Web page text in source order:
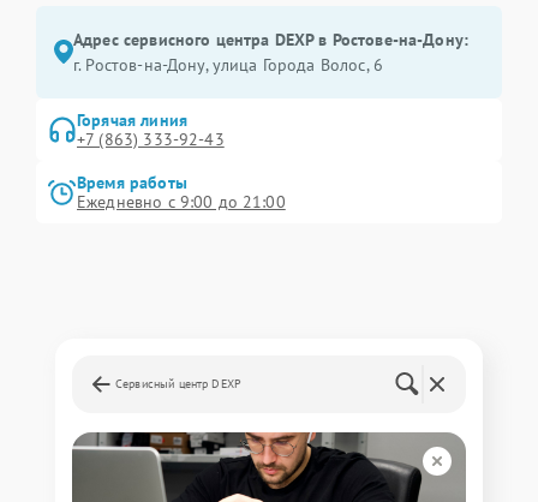
Адрес сервисного центра DEXP в Ростове-на-Дону:
г. Ростов-на-Дону, улица Города Волос, 6
Горячая линия
+7 (863) 333-92-43
Время работы
Ежедневно с 9:00 до 21:00
Сервисный центр DEXP